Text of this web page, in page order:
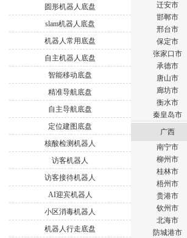
圆形机器人底盘
slam机器人底盘
机器人常用底盘
自主机器人底盘
智能移动底盘
精准导航底盘
自主导航底盘
定位建图底盘
核酸检测机器人
访客机器人
访客接待机器人
AI迎宾机器人
小区消毒机器人
机器人行走底盘
迁安市
邯郸市
邢台市
保定市
张家口市
承德市
唐山市
廊坊市
衡水市
秦皇岛市
广西
南宁市
柳州市
桂林市
梧州市
贵港市
钦州市
北海市
防城港市